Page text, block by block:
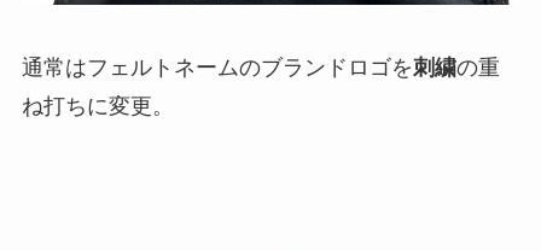
通常はフェルトネームのブランドロゴを刺繍の重
ね打ちに変更。